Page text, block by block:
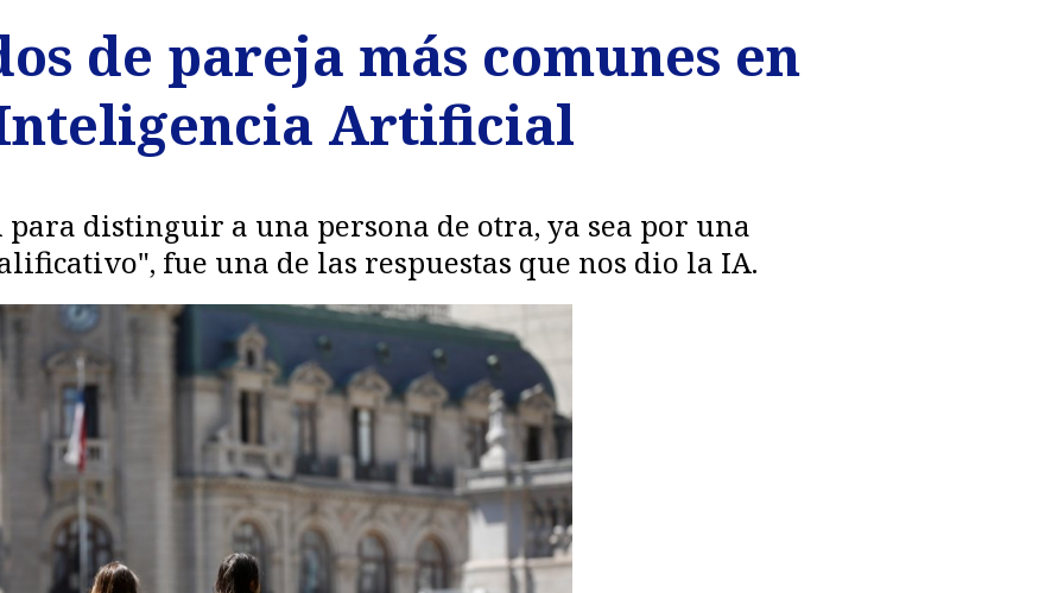
de pareja más comunes en
Artificial
distinguir a una persona de otra, ya sea por una
fue una de las respuestas que nos dio la IA.